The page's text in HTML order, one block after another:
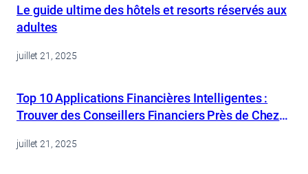
Le guide ultime des hôtels et resorts réservés aux
adultes
juillet 21, 2025
Top 10 Applications Financières Intelligentes :
Trouver des Conseillers Financiers Près de Chez
juillet 21, 2025